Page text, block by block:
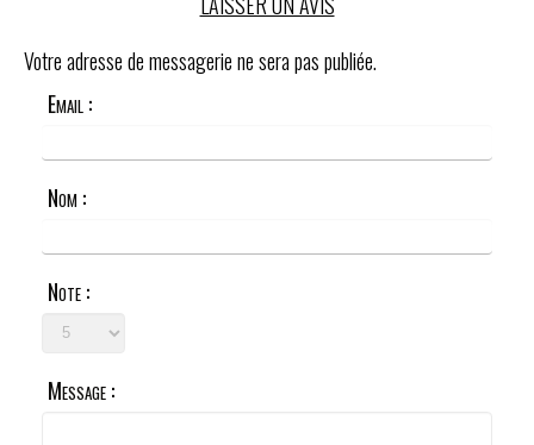
Votre adresse de messagerie ne sera pas publiée.
Email :
Nom :
Note :
Message :